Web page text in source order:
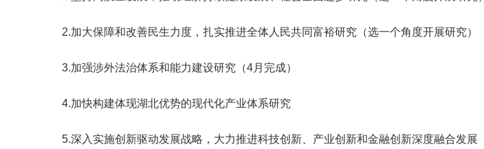
2.加大保障和改善民生力度，扎实推进全体人民共同富裕研究（选一个角度开展研究）
3.加强涉外法治体系和能力建设研究（4月完成）
4.加快构建体现湖北优势的现代化产业体系研究
5.深入实施创新驱动发展战略，大力推进科技创新、产业创新和金融创新深度融合发展